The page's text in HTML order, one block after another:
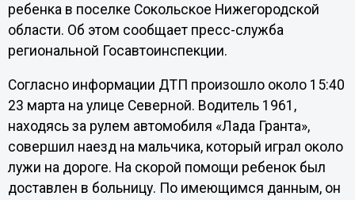
ребенка в поселке Сокольское Нижегородской
области. Об этом сообщает пресс-служба
региональной Госавтоинспекции.
Согласно информации ДТП произошло около 15:40
23 марта на улице Северной. Водитель 1961,
находясь за рулем автомобиля «Лада Гранта»,
совершил наезд на мальчика, который играл около
лужи на дороге. На скорой помощи ребенок был
доставлен в больницу. По имеющимся данным, он